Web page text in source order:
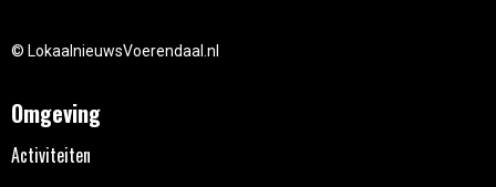
© LokaalnieuwsVoerendaal.nl
Omgeving
Activiteiten